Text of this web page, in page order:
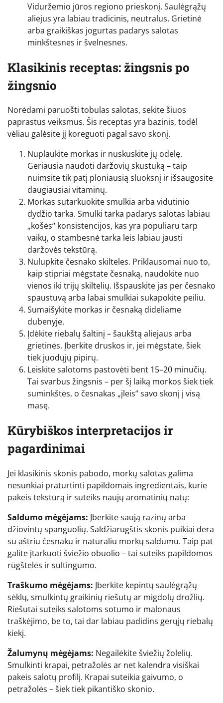
Viduržemio jūros regiono prieskonį. Saulėgrąžų
aliejus yra labiau tradicinis, neutralus. Grietinė
arba graikiškas jogurtas padarys salotas
minkštesnes ir švelnesnes.
Klasikinis receptas: žingsnis po
žingsnio
Norėdami paruošti tobulas salotas, sekite šiuos
paprastus veiksmus. Šis receptas yra bazinis, todėl
vėliau galėsite jį koreguoti pagal savo skonį.
Nuplaukite morkas ir nuskuskite jų odelę.
Geriausia naudoti daržovių skustuką – taip
nuimsite tik patį ploniausią sluoksnį ir išsaugosite
daugiausiai vitaminų.
Morkas sutarkuokite smulkia arba vidutinio
dydžio tarka. Smulki tarka padarys salotas labiau
„košės“ konsistencijos, kas yra populiaru tarp
vaikų, o stambesnė tarka leis labiau jausti
daržovės tekstūrą.
Nulupkite česnako skilteles. Priklausomai nuo to,
kaip stipriai mėgstate česnaką, naudokite nuo
vienos iki trijų skiltelių. Išspauskite jas per česnako
spaustuvą arba labai smulkiai sukapokite peiliu.
Sumaišykite morkas ir česnaką dideliame
dubenyje.
Įdėkite riebalų šaltinį – šaukštą aliejaus arba
grietinės. Įberkite druskos ir, jei mėgstate, šiek
tiek juodųjų pipirų.
Leiskite salotoms pastovėti bent 15–20 minučių.
Tai svarbus žingsnis – per šį laiką morkos šiek tiek
suminkštės, o česnakas „įleis“ savo skonį į visą
masę.
Kūrybiškos interpretacijos ir
pagardinimai
Jei klasikinis skonis pabodo, morkų salotas galima
nesunkiai praturtinti papildomais ingredientais, kurie
pakeis tekstūrą ir suteiks naujų aromatinių natų:
Saldumo mėgėjams: Įberkite saują razinų arba
džiovintų spanguolių. Saldžiarūgštis skonis puikiai dera
su aštriu česnaku ir natūraliu morkų saldumu. Taip pat
galite įtarkuoti šviežio obuolio – tai suteiks papildomos
rūgštelės ir sultingumo.
Traškumo mėgėjams: Įberkite kepintų saulėgrąžų
sėklų, smulkintų graikinių riešutų ar migdolų drožlių.
Riešutai suteiks salotoms sotumo ir malonaus
traškėjimo, be to, tai dar labiau padidins gerųjų riebalų
kiekį.
Žalumynų mėgėjams: Negailėkite šviežių žolelių.
Smulkinti krapai, petražolės ar net kalendra visiškai
pakeis salotų profilį. Krapai suteikia gaivumo, o
petražolės – šiek tiek pikantiško skonio.